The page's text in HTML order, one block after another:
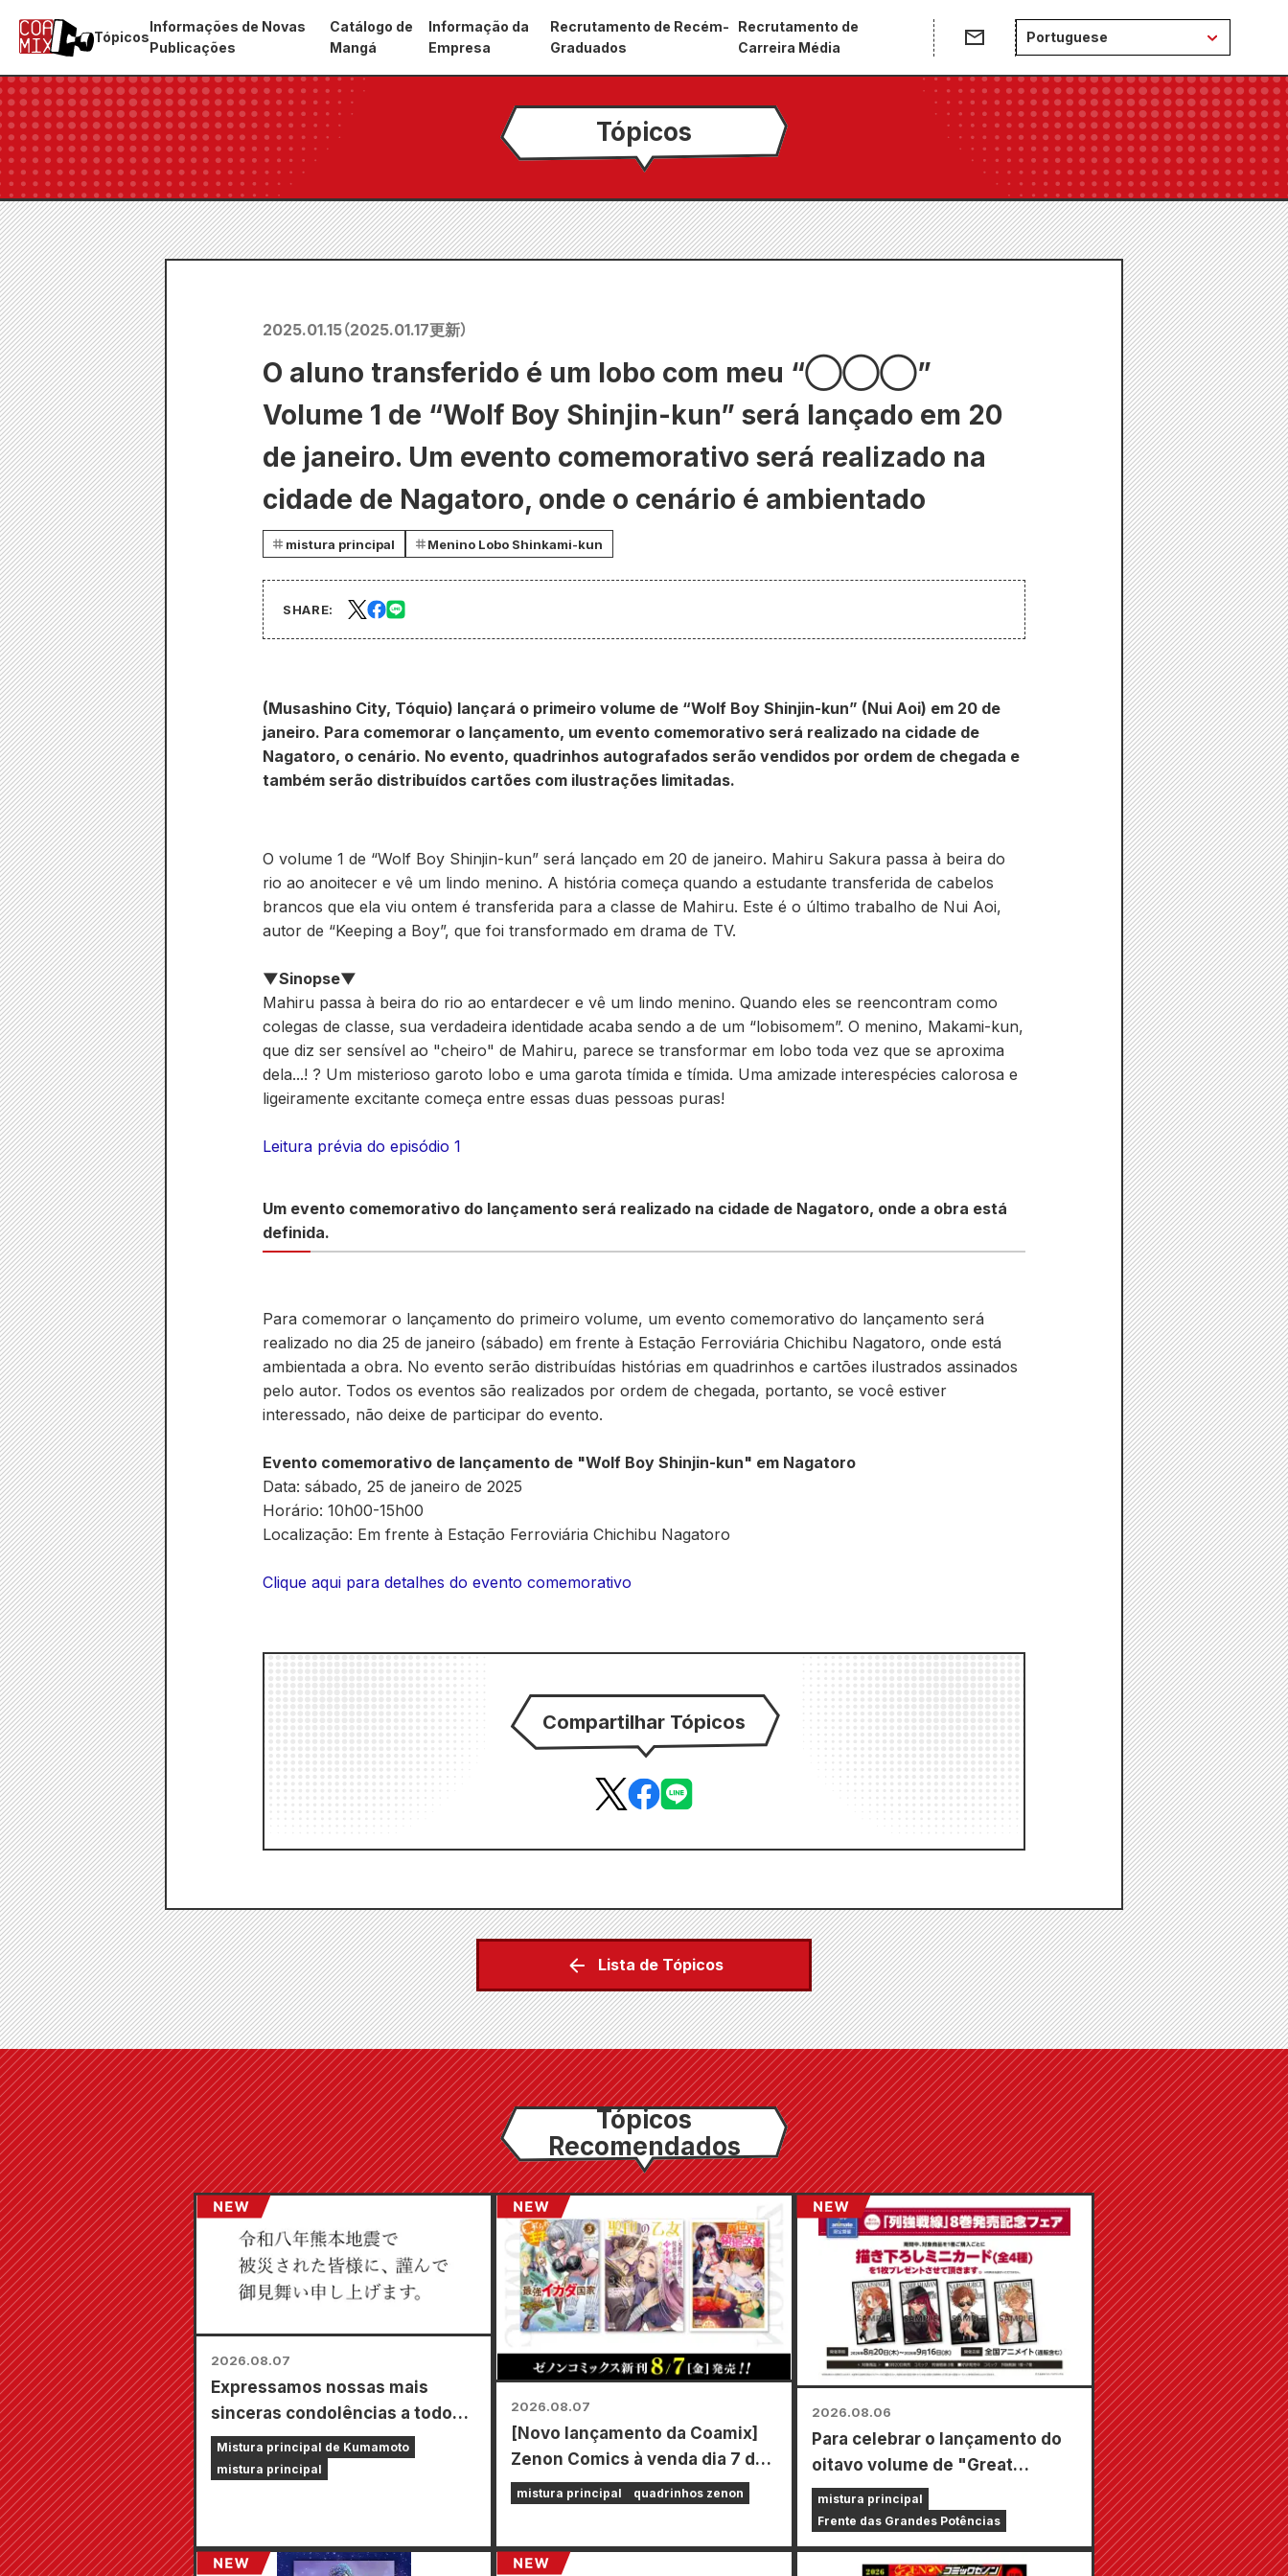
Tópicos
Informações de Novas
Publicações
Catálogo de
Mangá
Informação da
Empresa
Recrutamento de Recém-
Graduados
Recrutamento de
Carreira Média
Portuguese
Tópicos
2025.01.15（2025.01.17更新）
O aluno transferido é um lobo com meu “◯◯◯”
Volume 1 de “Wolf Boy Shinjin-kun” será lançado em 20
de janeiro. Um evento comemorativo será realizado na
cidade de Nagatoro, onde o cenário é ambientado
mistura principal Menino Lobo Shinkami-kun
SHARE:
(Musashino City, Tóquio) lançará o primeiro volume de “Wolf Boy Shinjin-kun” (Nui Aoi) em 20 de
janeiro. Para comemorar o lançamento, um evento comemorativo será realizado na cidade de
Nagatoro, o cenário. No evento, quadrinhos autografados serão vendidos por ordem de chegada e
também serão distribuídos cartões com ilustrações limitadas.
O volume 1 de “Wolf Boy Shinjin-kun” será lançado em 20 de janeiro. Mahiru Sakura passa à beira do
rio ao anoitecer e vê um lindo menino. A história começa quando a estudante transferida de cabelos
brancos que ela viu ontem é transferida para a classe de Mahiru. Este é o último trabalho de Nui Aoi,
autor de “Keeping a Boy”, que foi transformado em drama de TV.
▼Sinopse▼
Mahiru passa à beira do rio ao entardecer e vê um lindo menino. Quando eles se reencontram como
colegas de classe, sua verdadeira identidade acaba sendo a de um “lobisomem”. O menino, Makami-kun,
que diz ser sensível ao "cheiro" de Mahiru, parece se transformar em lobo toda vez que se aproxima
dela...! ? Um misterioso garoto lobo e uma garota tímida e tímida. Uma amizade interespécies calorosa e
ligeiramente excitante começa entre essas duas pessoas puras!
Leitura prévia do episódio 1
Um evento comemorativo do lançamento será realizado na cidade de Nagatoro, onde a obra está
definida.
Para comemorar o lançamento do primeiro volume, um evento comemorativo do lançamento será
realizado no dia 25 de janeiro (sábado) em frente à Estação Ferroviária Chichibu Nagatoro, onde está
ambientada a obra. No evento serão distribuídas histórias em quadrinhos e cartões ilustrados assinados
pelo autor. Todos os eventos são realizados por ordem de chegada, portanto, se você estiver
interessado, não deixe de participar do evento.
Evento comemorativo de lançamento de "Wolf Boy Shinjin-kun" em Nagatoro
Data: sábado, 25 de janeiro de 2025
Horário: 10h00-15h00
Localização: Em frente à Estação Ferroviária Chichibu Nagatoro
Clique aqui para detalhes do evento comemorativo
Compartilhar Tópicos
Lista de Tópicos
Tópicos
Recomendados
2026.08.07
Expressamos nossas mais
sinceras condolências a todos
os afetados pelo terremoto de
Kumamoto de 2026.
Mistura principal de Kumamoto
mistura principal
2026.08.07
[Novo lançamento da Coamix]
Zenon Comics à venda dia 7 de
agosto (sexta-feira)!
mistura principal quadrinhos zenon
2026.08.06
Para celebrar o lançamento do
oitavo volume de "Great
Powers Frontline", uma feira
por tempo limitado será
realizada nas lojas Animate em
todo o país a partir de 20 de
mistura principal
Frente das Grandes Potências